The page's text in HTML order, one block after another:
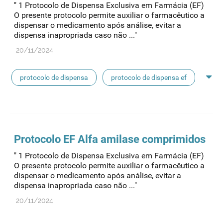
" 1 Protocolo de Dispensa Exclusiva em Farmácia (EF)
O presente protocolo permite auxiliar o farmacêutico a
dispensar o medicamento após análise, evitar a
dispensa inapropriada caso não ..."
20/11/2024
protocolo de dispensa protocolo de dispensa ef
Protocolo EF Alfa amilase comprimidos
" 1 Protocolo de Dispensa Exclusiva em Farmácia (EF)
O presente protocolo permite auxiliar o farmacêutico a
dispensar o medicamento após análise, evitar a
dispensa inapropriada caso não ..."
20/11/2024